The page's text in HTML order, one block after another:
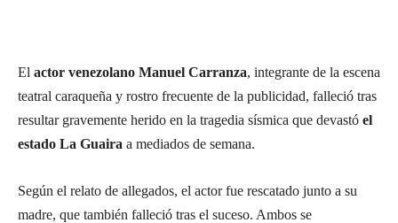
El actor venezolano Manuel Carranza, integrante de la escena
teatral caraqueña y rostro frecuente de la publicidad, falleció tras
resultar gravemente herido en la tragedia sísmica que devastó el
estado La Guaira a mediados de semana.
Según el relato de allegados, el actor fue rescatado junto a su
madre, que también falleció tras el suceso. Ambos se